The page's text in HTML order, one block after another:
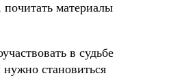
материалы
в судьбе
становиться